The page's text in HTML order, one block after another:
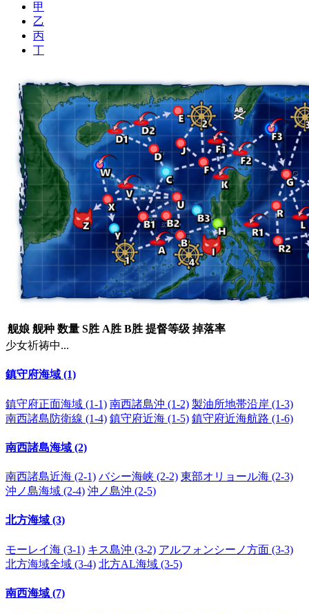
甲
乙
丙
丁
舰娘 舰种 数量 S胜 A胜 B胜 提督等级 掉落率
少女祈祷中...
鎮守府海域 (1)
鎮守府正面海域 (1-1) 南西諸島沖 (1-2) 製油所地帯沿岸 (1-3)
南西諸島防衛線 (1-4) 鎮守府近海 (1-5) 鎮守府近海航路 (1-6)
南西諸島海域 (2)
南西諸島近海 (2-1) バシー海峡 (2-2) 東部オリョール海 (2-3)
沖ノ島海域 (2-4) 沖ノ島沖 (2-5)
北方海域 (3)
モーレイ海 (3-1) キス島沖 (3-2) アルフォンシーノ方面 (3-3)
北方海域全域 (3-4) 北方AL海域 (3-5)
南西海域 (7)